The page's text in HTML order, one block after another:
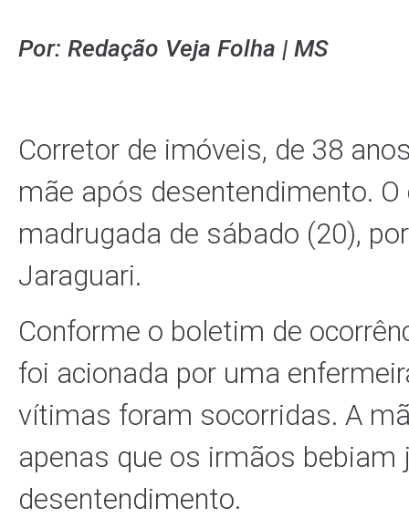
Por: Redação Veja Folha | MS
Corretor de imóveis, de 38
mãe após desentendimento.
madrugada de sábado (20),
Jaraguari.
Conforme o boletim de
foi acionada por uma
vítimas foram socorridas. A
apenas que os irmãos bebiam
desentendimento.